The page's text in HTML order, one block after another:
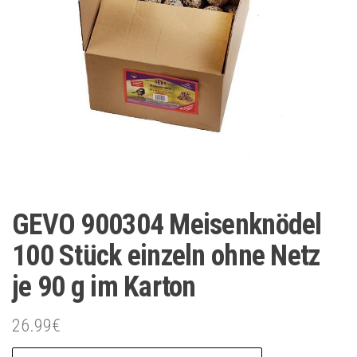
GEVO 900304 Meisenknödel
100 Stück einzeln ohne Netz
je 90 g im Karton
26.99€